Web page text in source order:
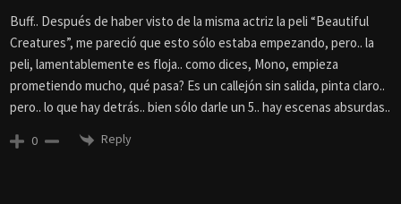
Buff.. Después de haber visto de la misma actriz la peli “Beautiful
Creatures”, me pareció que esto sólo estaba empezando, pero.. la
peli, lamentablemente es floja.. como dices, Mono, empieza
prometiendo mucho, qué pasa? Es un callejón sin salida, pinta claro..
pero.. lo que hay detrás.. bien sólo darle un 5.. hay escenas absurdas..
0 Reply